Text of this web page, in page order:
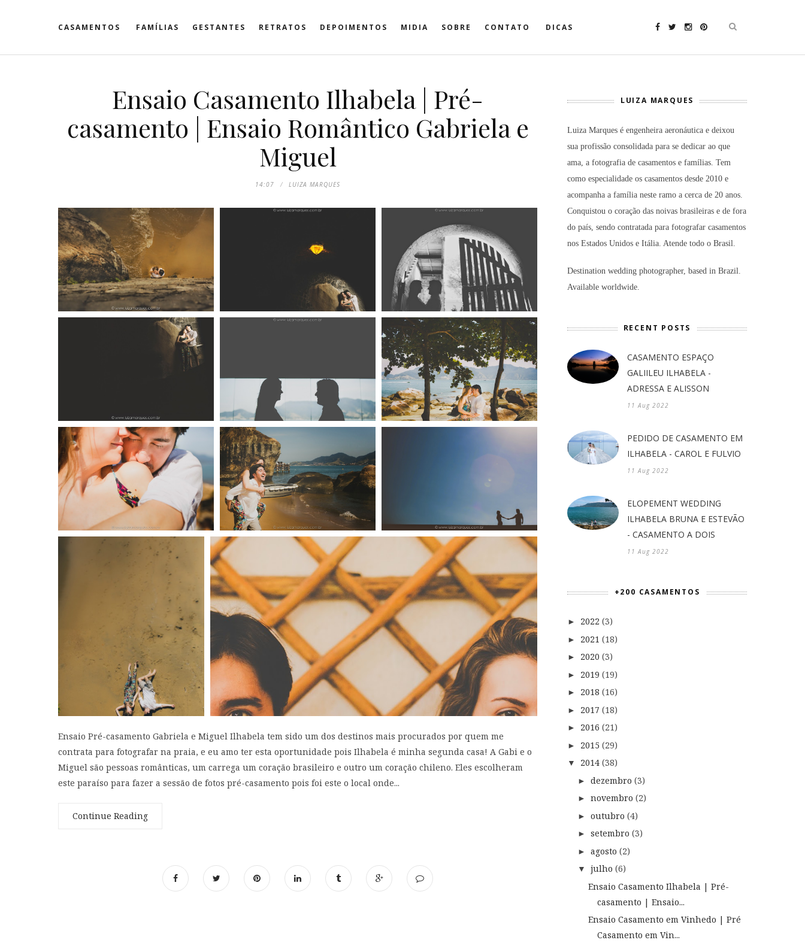
CASAMENTOS FAMÍLIAS GESTANTES RETRATOS DEPOIMENTOS MIDIA SOBRE CONTATO DICAS
Ensaio Casamento Ilhabela | Pré-
casamento | Ensaio Romântico Gabriela e
Miguel
14:07 LUIZA MARQUES
Ensaio Pré-casamento Gabriela e Miguel Ilhabela tem sido um dos destinos mais procurados por quem me
contrata para fotografar na praia, e eu amo ter esta oportunidade pois Ilhabela é minha segunda casa! A Gabi e o
Miguel são pessoas românticas, um carrega um coração brasileiro e outro um coração chileno. Eles escolheram
este paraíso para fazer a sessão de fotos pré-casamento pois foi este o local onde...
Continue Reading
LUIZA MARQUES
Luiza Marques é engenheira aeronáutica e deixou
sua profissão consolidada para se dedicar ao que
ama, a fotografia de casamentos e famílias. Tem
como especialidade os casamentos desde 2010 e
acompanha a família neste ramo a cerca de 20 anos.
Conquistou o coração das noivas brasileiras e de fora
do país, sendo contratada para fotografar casamentos
nos Estados Unidos e Itália. Atende todo o Brasil.
Destination wedding photographer, based in Brazil.
Available worldwide.
RECENT POSTS
CASAMENTO ESPAÇO
GALIILEU ILHABELA -
ADRESSA E ALISSON
11 Aug 2022
PEDIDO DE CASAMENTO EM
ILHABELA - CAROL E FULVIO
11 Aug 2022
ELOPEMENT WEDDING
ILHABELA BRUNA E ESTEVÃO
- CASAMENTO A DOIS
11 Aug 2022
+200 CASAMENTOS
► 2022 (3)
► 2021 (18)
► 2020 (3)
► 2019 (19)
► 2018 (16)
► 2017 (18)
► 2016 (21)
► 2015 (29)
▼ 2014 (38)
► dezembro (3)
► novembro (2)
► outubro (4)
► setembro (3)
► agosto (2)
▼ julho (6)
Ensaio Casamento Ilhabela | Pré-
casamento | Ensaio...
Ensaio Casamento em Vinhedo | Pré
Casamento em Vin...